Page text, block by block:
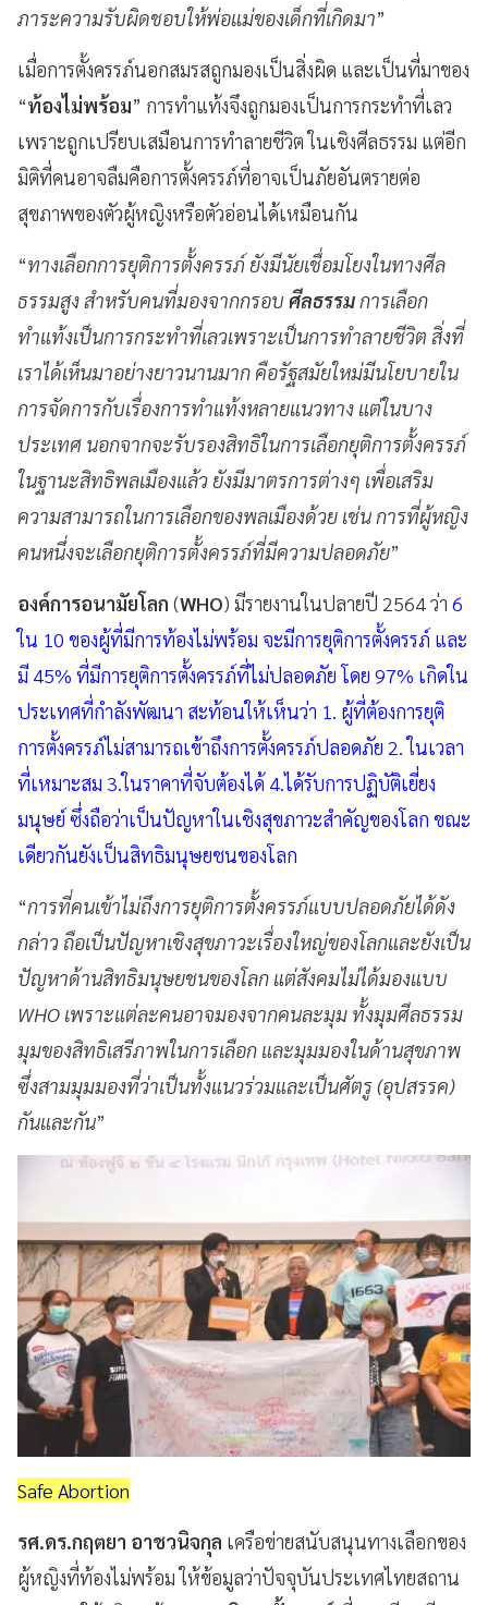
ภาระความรับผิดชอบให้พ่อแม่ของเด็กที่เกิดมา”
เมื่อการตั้งครรภ์นอกสมรสถูกมองเป็นสิ่งผิด และเป็นที่มาของ
“ท้องไม่พร้อม” การทำแท้งจึงถูกมองเป็นการกระทำที่เลว
เพราะถูกเปรียบเสมือนการทำลายชีวิต ในเชิงศีลธรรม แต่อีก
มิติที่คนอาจลืมคือการตั้งครรภ์ที่อาจเป็นภัยอันตรายต่อ
สุขภาพของตัวผู้หญิงหรือตัวอ่อนได้เหมือนกัน
“ทางเลือกการยุติการตั้งครรภ์ ยังมีนัยเชื่อมโยงในทางศีล
ธรรมสูง สำหรับคนที่มองจากกรอบ ศีลธรรม การเลือก
ทำแท้งเป็นการกระทำที่เลวเพราะเป็นการทำลายชีวิต สิ่งที่
เราได้เห็นมาอย่างยาวนานมาก คือรัฐสมัยใหม่มีนโยบายใน
การจัดการกับเรื่องการทำแท้งหลายแนวทาง แต่ในบาง
ประเทศ นอกจากจะรับรองสิทธิในการเลือกยุติการตั้งครรภ์
ในฐานะสิทธิพลเมืองแล้ว ยังมีมาตรการต่างๆ เพื่อเสริม
ความสามารถในการเลือกของพลเมืองด้วย เช่น การที่ผู้หญิง
คนหนึ่งจะเลือกยุติการตั้งครรภ์ที่มีความปลอดภัย”
องค์การอนามัยโลก (WHO) มีรายงานในปลายปี 2564 ว่า 6
ใน 10 ของผู้ที่มีการท้องไม่พร้อม จะมีการยุติการตั้งครรภ์ และ
มี 45% ที่มีการยุติการตั้งครรภ์ที่ไม่ปลอดภัย โดย 97% เกิดใน
ประเทศที่กำลังพัฒนา สะท้อนให้เห็นว่า 1. ผู้ที่ต้องการยุติ
การตั้งครรภ์ไม่สามารถเข้าถึงการตั้งครรภ์ปลอดภัย 2. ในเวลา
ที่เหมาะสม 3.ในราคาที่จับต้องได้ 4.ได้รับการปฏิบัติเยี่ยง
มนุษย์ ซึ่งถือว่าเป็นปัญหาในเชิงสุขภาวะสำคัญของโลก ขณะ
เดียวกันยังเป็นสิทธิมนุษยชนของโลก
“การที่คนเข้าไม่ถึงการยุติการตั้งครรภ์แบบปลอดภัยได้ดัง
กล่าว ถือเป็นปัญหาเชิงสุขภาวะเรื่องใหญ่ของโลกและยังเป็น
ปัญหาด้านสิทธิมนุษยชนของโลก แต่สังคมไม่ได้มองแบบ
WHO เพราะแต่ละคนอาจมองจากคนละมุม ทั้งมุมศีลธรรม
มุมของสิทธิเสรีภาพในการเลือก และมุมมองในด้านสุขภาพ
ซึ่งสามมุมมองที่ว่าเป็นทั้งแนวร่วมและเป็นศัตรู (อุปสรรค)
กันและกัน”
Safe Abortion
รศ.ดร.กฤตยา อาชวนิจกุล เครือข่ายสนับสนุนทางเลือกของ
ผู้หญิงที่ท้องไม่พร้อม ให้ข้อมูลว่าปัจจุบันประเทศไทยสถาน